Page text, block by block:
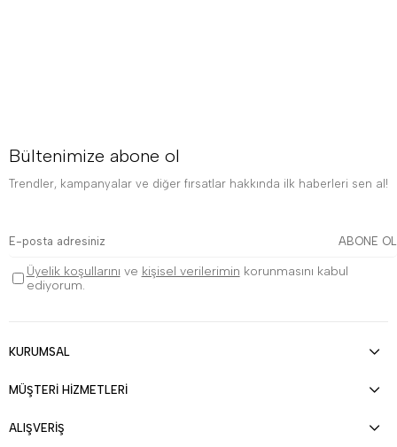
Bültenimize abone ol
Trendler, kampanyalar ve diğer fırsatlar hakkında ilk haberleri sen al!
ABONE OL
Üyelik koşullarını ve kişisel verilerimin korunmasını kabul
ediyorum.
KURUMSAL
MÜŞTERİ HİZMETLERİ
ALIŞVERİŞ